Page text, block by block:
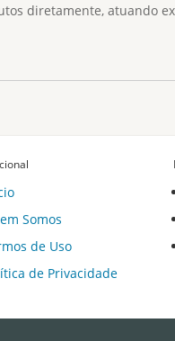
diretamente, atuando
Somos
de Uso
de Privacidade